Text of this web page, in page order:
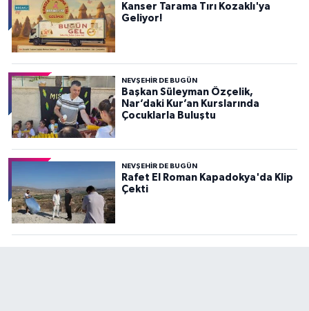
Kanser Tarama Tırı Kozaklı'ya
Geliyor!
NEVŞEHIR DE BUGÜN
Başkan Süleyman Özçelik,
Nar’daki Kur’an Kurslarında
Çocuklarla Buluştu
NEVŞEHIR DE BUGÜN
Rafet El Roman Kapadokya'da Klip
Çekti